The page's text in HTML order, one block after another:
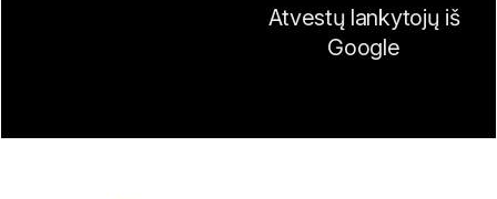
Atvestų lankytojų iš
Google